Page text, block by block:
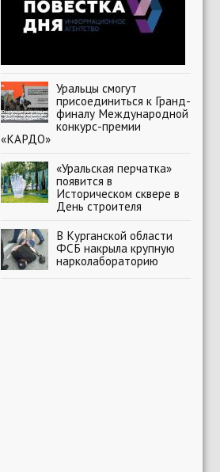
Уральцы смогут
присоединиться к Гранд-
финалу Международной
конкурс-премии
«КАРДО»
«Уральская перчатка»
появится в
Историческом сквере в
День строителя
В Курганской области
ФСБ накрыла крупную
нарколабораторию